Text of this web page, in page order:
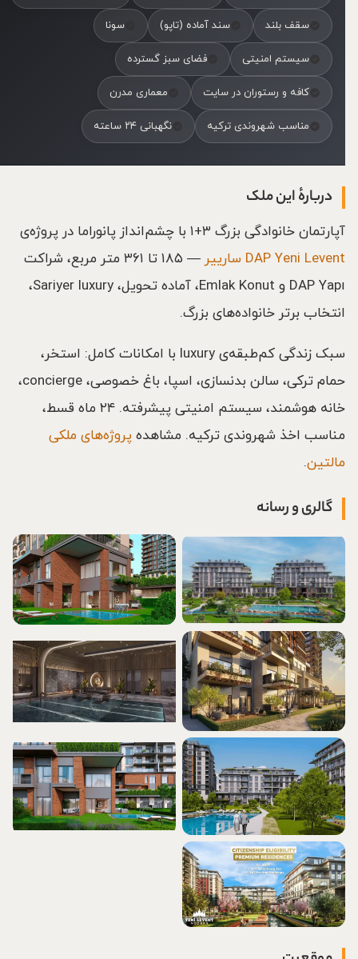
سقف بلند سند آماده (تاپو) سونا
سیستم امنیتی فضای سبز گسترده
کافه و رستوران در سایت معماری مدرن
مناسب شهروندی ترکیه نگهبانی ۲۴ ساعته
دربارهٔ این ملک
آپارتمان خانوادگی بزرگ ۳+۱ با چشم‌انداز پانوراما در پروژه‌ی
DAP Yeni Levent سارییر
— ۱۸۵ تا ۳۶۱ متر مربع، شراکت
DAP Yapı و Emlak Konut، آماده تحویل، Sariyer luxury،
انتخاب برتر خانواده‌های بزرگ.
سبک زندگی کم‌طبقه‌ی luxury با امکانات کامل: استخر،
حمام ترکی، سالن بدنسازی، اسپا، باغ خصوصی، concierge،
خانه هوشمند، سیستم امنیتی پیشرفته. ۲۴ ماه قسط،
مناسب اخذ شهروندی ترکیه. مشاهده پروژه‌های ملکی
مالتین.
گالری و رسانه